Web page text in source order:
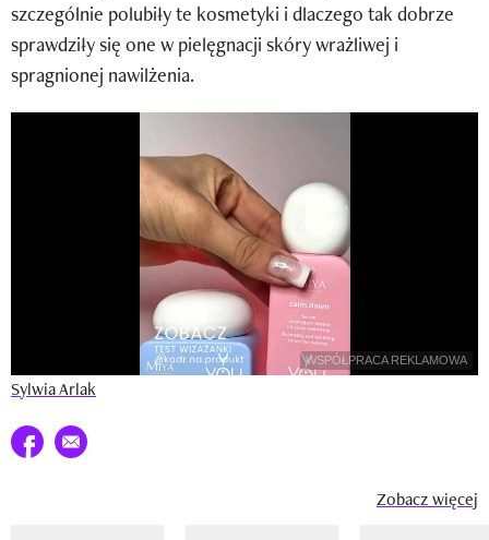
Klub Recenzentki
Newsletter
Wizaz Summer Influ School
Mój profil / Zarejestruj się
szczególnie polubiły te kosmetyki i dlaczego tak dobrze
sprawdziły się one w pielęgnacji skóry wrażliwej i
spragnionej nawilżenia.
WSPÓŁPRACA REKLAMOWA
Sylwia Arlak
Udostępnij na facebook
E-mail do przyjaciela
Zobacz więcej